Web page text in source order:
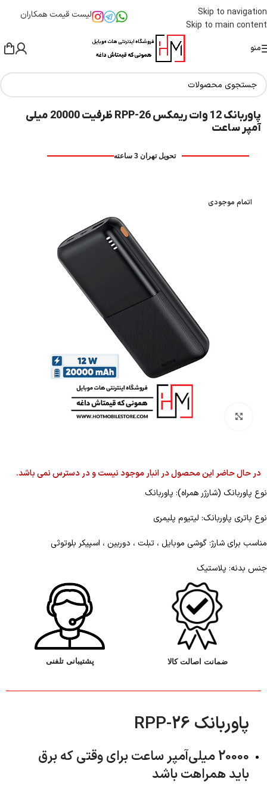
Skip to navigation
Skip to main content
لیست قیمت همکاران
منو
پاوربانک 12 وات ریمکس RPP-26 ظرفیت 20000 میلی
آمپر ساعت
تحویل تهران 3 ساعته
اتمام موجودی
بزرگنمایی تصویر
در حال حاضر این محصول در انبار موجود نیست و در دسترس نمی باشد.
نوع پاوربانک (شارژر همراه): پاوربانک
نوع باتری پاوربانک: لیتیوم پلیمری
مناسب برای شارژ: گوشی موبایل ، تبلت ، دوربین ، اسپیکر بلوتوثی
جنس بدنه: پلاستیک
ضمانت اصالت کالا پشتیبانی تلفنی
پاوربانک RPP-26
20000 میلی‌آمپر ساعت برای وقتی که برق
باید همراهت باشد